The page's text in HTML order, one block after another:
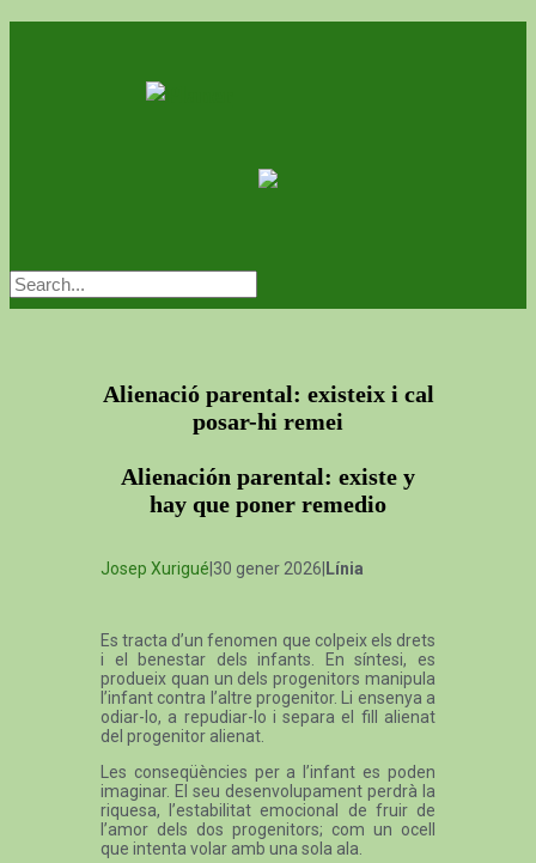
Alienació parental: existeix i cal
posar-hi remei
Alienación parental: existe y
hay que poner remedio
Josep Xurigué |30 gener 2026| Línia
Es tracta d’un fenomen que colpeix els drets
i el benestar dels infants. En síntesi, es
produeix quan un dels progenitors manipula
l’infant contra l’altre progenitor. Li ensenya a
odiar-lo, a repudiar-lo i separa el fill alienat
del progenitor alienat.
Les conseqüències per a l’infant es poden
imaginar. El seu desenvolupament perdrà la
riquesa, l’estabilitat emocional de fruir de
l’amor dels dos progenitors; com un ocell
que intenta volar amb una sola ala.